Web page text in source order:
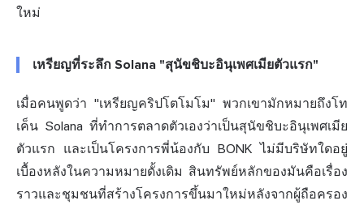
ใหม่
เหรียญที่ระลึก Solana "สุนัขชิบะอินุเพศเมียตัวแรก"
เมื่อคนพูดว่า "เหรียญคริปโตโมโม" พวกเขามักหมายถึงโท
เค็น Solana ที่ทำการตลาดตัวเองว่าเป็นสุนัขชิบะอินุเพศเมีย
ตัวแรก และเป็นโครงการพี่น้องกับ BONK ไม่มีบริษัทใดอยู่
เบื้องหลังในความหมายดั้งเดิม สินทรัพย์หลักของมันคือเรื่อง
ราวและชุมชนที่สร้างโครงการขึ้นมาใหม่หลังจากผู้ถือครอง